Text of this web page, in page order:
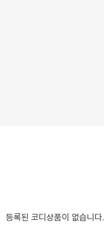
등록된 코디상품이 없습니다.